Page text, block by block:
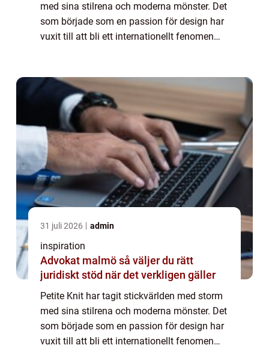
med sina stilrena och moderna mönster. Det
som började som en passion för design har
vuxit till att bli ett internationellt fenomen
31 juli 2026 admin
inspiration
Advokat malmö så väljer du rätt
juridiskt stöd när det verkligen gäller
Petite Knit har tagit stickvärlden med storm
med sina stilrena och moderna mönster. Det
som började som en passion för design har
vuxit till att bli ett internationellt fenomen